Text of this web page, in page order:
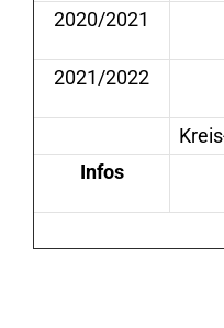
2020/2021
2021/2022
Infos